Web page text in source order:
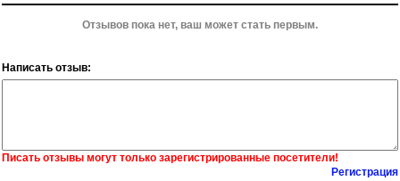
Отзывов пока нет, ваш может стать первым.
Написать отзыв:
Писать отзывы могут только зарегистрированные посетители!
Регистрация